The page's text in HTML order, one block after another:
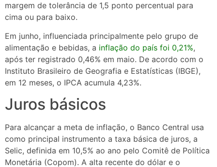
margem de tolerância de 1,5 ponto percentual para
cima ou para baixo.
Em junho, influenciada principalmente pelo grupo de
alimentação e bebidas, a inflação do país foi 0,21%,
após ter registrado 0,46% em maio. De acordo com o
Instituto Brasileiro de Geografia e Estatísticas (IBGE),
em 12 meses, o IPCA acumula 4,23%.
Juros básicos
Para alcançar a meta de inflação, o Banco Central usa
como principal instrumento a taxa básica de juros, a
Selic, definida em 10,5% ao ano pelo Comitê de Política
Monetária (Copom). A alta recente do dólar e o